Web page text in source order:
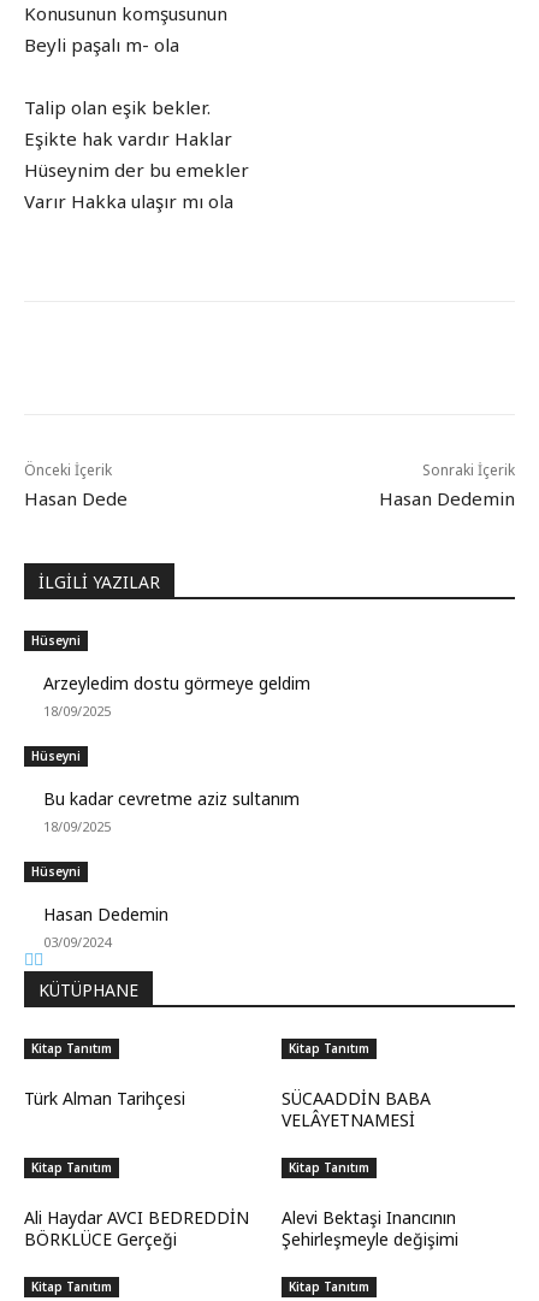
Konusunun komşusunun
Beyli paşalı m- ola
Talip olan eşik bekler.
Eşikte hak vardır Haklar
Hüseynim der bu emekler
Varır Hakka ulaşır mı ola
Önceki İçerik
Hasan Dede
Sonraki İçerik
Hasan Dedemin
İLGİLİ YAZILAR
Hüseyni
Arzeyledim dostu görmeye geldim
18/09/2025
Hüseyni
Bu kadar cevretme aziz sultanım
18/09/2025
Hüseyni
Hasan Dedemin
03/09/2024
KÜTÜPHANE
Kitap Tanıtım
Türk Alman Tarihçesi
Kitap Tanıtım
SÜCAADDİN BABA
VELÂYETNAMESİ
Kitap Tanıtım
Ali Haydar AVCI BEDREDDİN
BÖRKLÜCE Gerçeği
Kitap Tanıtım
Alevi Bektaşi Inancının
Şehirleşmeyle değişimi
Kitap Tanıtım Kitap Tanıtım